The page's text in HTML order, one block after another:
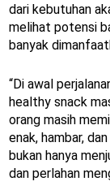
dari kebutuhan
melihat potensi
banyak
“Di awal
healthy snack
orang masih
enak, hambar,
bukan hanya
dan perlahan